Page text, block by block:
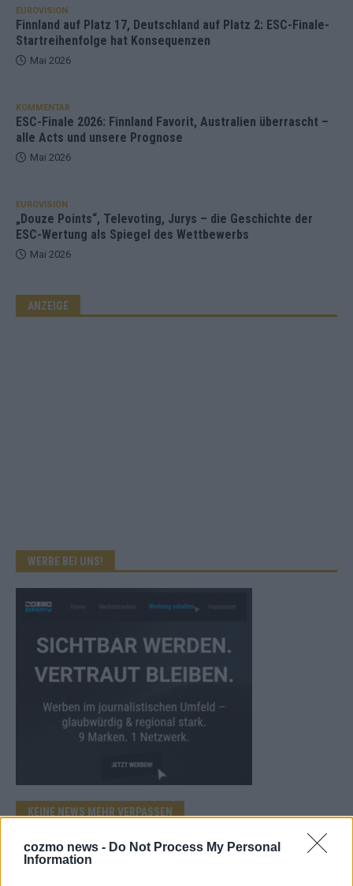
cozmo news - Do Not Process My Personal
Information
EUROVISION
Finnland auf Platz 17, Deutschland auf Platz 2: ESC-Finale-
Startreihenfolge hat Konsequenzen
Mai 2026
KOMMENTAR
ESC-Finale 2026: Finnland Favorit, Australien überrascht –
alle Acts und unsere Prognose
Mai 2026
EUROVISION
„Douze Points“, Televoting, Jurys – die Geschichte der
ESC-Wertung als Spiegel des Wettbewerbs
Mai 2026
ANZEIGE
WERBE BEI UNS!
KEINE NEWS MEHR VERPASSEN